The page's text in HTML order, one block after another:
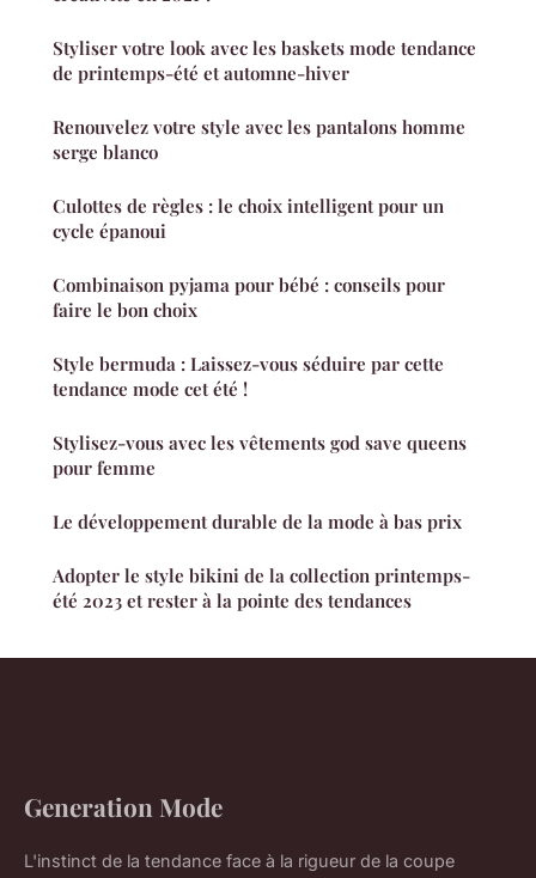
Styliser votre look avec les baskets mode tendance
de printemps-été et automne-hiver
Renouvelez votre style avec les pantalons homme
serge blanco
Culottes de règles : le choix intelligent pour un
cycle épanoui
Combinaison pyjama pour bébé : conseils pour
faire le bon choix
Style bermuda : Laissez-vous séduire par cette
tendance mode cet été !
Stylisez-vous avec les vêtements god save queens
pour femme
Le développement durable de la mode à bas prix
Adopter le style bikini de la collection printemps-
été 2023 et rester à la pointe des tendances
Generation Mode
L'instinct de la tendance face à la rigueur de la coupe